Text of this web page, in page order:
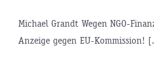
Michael Grandt Wegen NGO-
Anzeige gegen EU-Kommission!